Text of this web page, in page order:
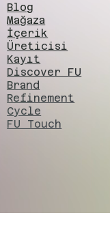
Blog
Mağaza
İçerik
Üreticisi
Kayıt
Discover FU
Brand
Refinement
Cycle
FU Touch